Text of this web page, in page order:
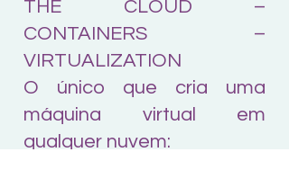
THE CLOUD –
CONTAINERS –
VIRTUALIZATION
O único que cria uma
máquina virtual em
qualquer nuvem: